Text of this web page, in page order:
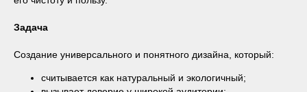
Задача
Создание универсального и понятного дизайна, который:
считывается как натуральный и экологичный;